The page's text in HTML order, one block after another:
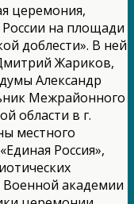
церемония,
на площади
доблести». В ней
Жариков,
Александр
Межрайонного
области в г.
местного
Россия»,
академии